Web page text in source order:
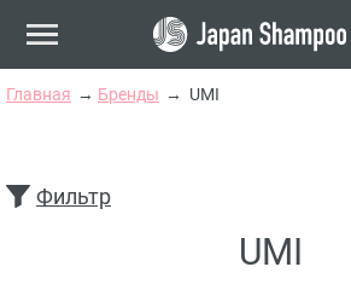
Главная Бренды UMI
Фильтр
UMI